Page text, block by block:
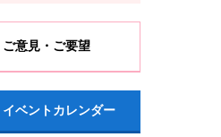
ご意見・ご要望
イベントカレンダー